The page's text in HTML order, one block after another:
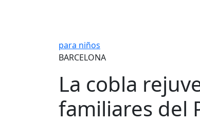
para niños
BARCELONA
La cobla
familiares del